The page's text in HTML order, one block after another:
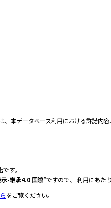
本データベース利用における許諾内容
す。
-継承4.0 国際”ですので、 利用にあた
をご覧ください。